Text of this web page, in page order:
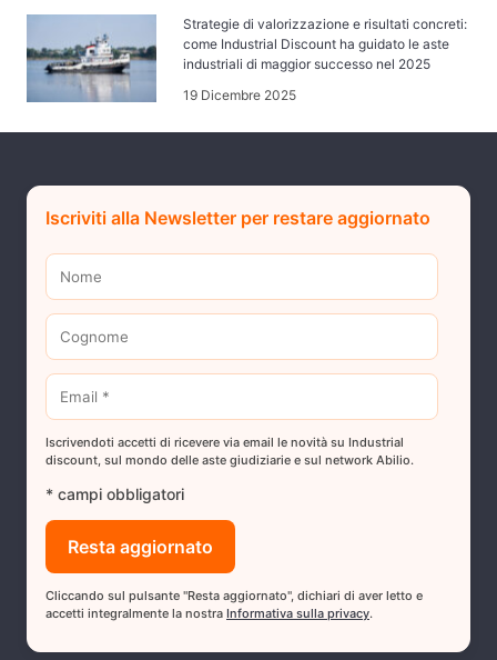
Strategie di valorizzazione e risultati concreti:
come Industrial Discount ha guidato le aste
industriali di maggior successo nel 2025
19 Dicembre 2025
Iscriviti alla Newsletter per restare aggiornato
Iscrivendoti accetti di ricevere via email le novità su Industrial
discount, sul mondo delle aste giudiziarie e sul network Abilio.
* campi obbligatori
Cliccando sul pulsante "Resta aggiornato", dichiari di aver letto e
accetti integralmente la nostra Informativa sulla privacy.